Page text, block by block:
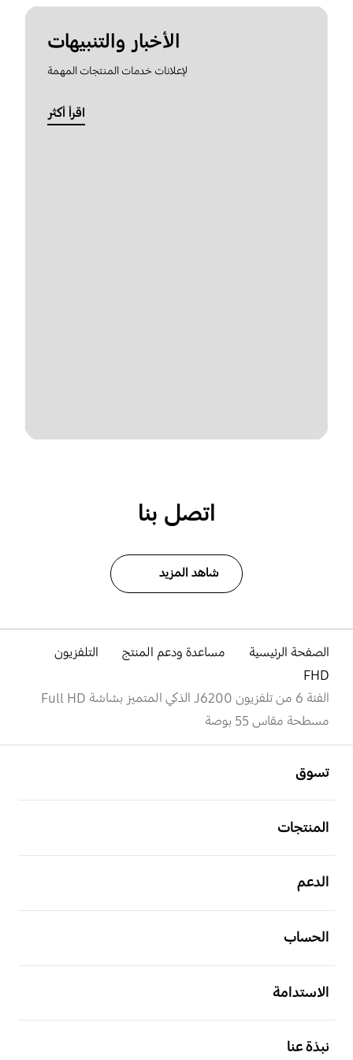
الأخبار والتنبيهات
لإعلانات خدمات المنتجات المهمة
اقرأ أكثر
اتصل بنا
شاهد المزيد
الصفحة الرئيسية مساعدة ودعم المنتج
التلفزيون
FHD
الفئة 6 من تلفزيون J6200 الذكي المتميز بشاشة Full HD
مسطحة مقاس 55 بوصة
تسوق
المنتجات
الدعم
الحساب
الاستدامة
نبذة عنا